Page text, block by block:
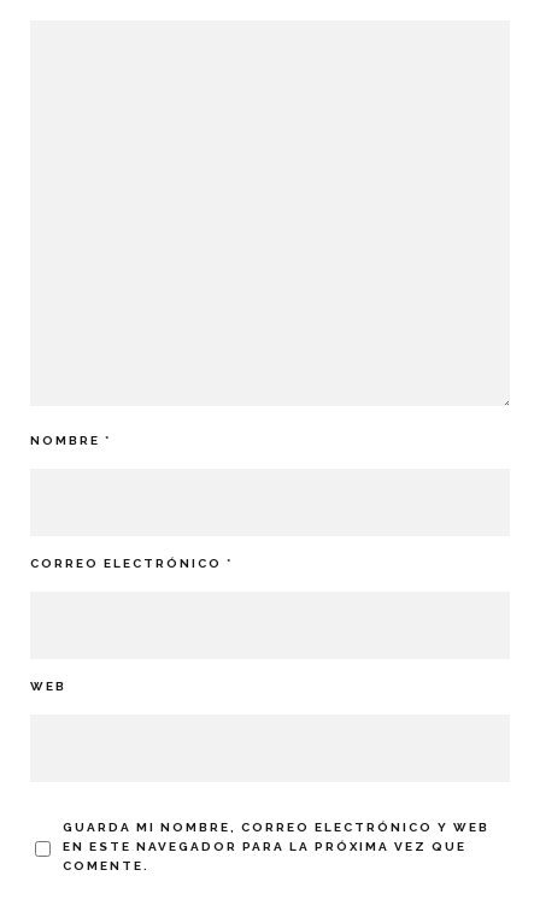
NOMBRE *
CORREO ELECTRÓNICO *
WEB
GUARDA MI NOMBRE, CORREO ELECTRÓNICO Y WEB
EN ESTE NAVEGADOR PARA LA PRÓXIMA VEZ QUE
COMENTE.